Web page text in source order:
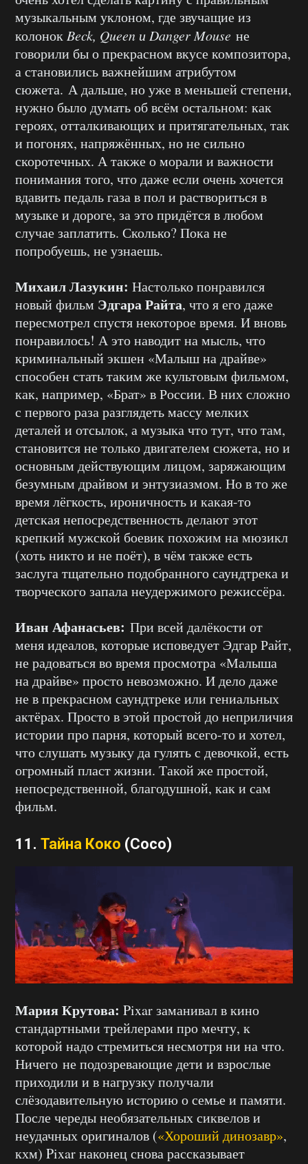
музыкальным уклоном, где звучащие из
колонок Beck, Queen и Danger Mouse не
говорили бы о прекрасном вкусе композитора,
а становились важнейшим атрибутом
сюжета. А дальше, но уже в меньшей степени,
нужно было думать об всём остальном: как
героях, отталкивающих и притягательных, так
и погонях, напряжённых, но не сильно
скоротечных. А также о морали и важности
понимания того, что даже если очень хочется
вдавить педаль газа в пол и раствориться в
музыке и дороге, за это придётся в любом
случае заплатить. Сколько? Пока не
попробуешь, не узнаешь.
Михаил Лазукин: Настолько понравился
новый фильм Эдгара Райта, что я его даже
пересмотрел спустя некоторое время. И вновь
понравилось! А это наводит на мысль, что
криминальный экшен «Малыш на драйве»
способен стать таким же культовым фильмом,
как, например, «Брат» в России. В них сложно
с первого раза разглядеть массу мелких
деталей и отсылок, а музыка что тут, что там,
становится не только двигателем сюжета, но и
основным действующим лицом, заряжающим
безумным драйвом и энтузиазмом. Но в то же
время лёгкость, ироничность и какая-то
детская непосредственность делают этот
крепкий мужской боевик похожим на мюзикл
(хоть никто и не поёт), в чём также есть
заслуга тщательно подобранного саундтрека и
творческого запала неудержимого режиссёра.
Иван Афанасьев: При всей далёкости от
меня идеалов, которые исповедует Эдгар Райт,
не радоваться во время просмотра «Малыша
на драйве» просто невозможно. И дело даже
не в прекрасном саундтреке или гениальных
актёрах. Просто в этой простой до неприличия
истории про парня, который всего-то и хотел,
что слушать музыку да гулять с девочкой, есть
огромный пласт жизни. Такой же простой,
непосредственной, благодушной, как и сам
фильм.
11. Тайна Коко (Coco)
Мария Крутова: Pixar заманивал в кино
стандартными трейлерами про мечту, к
которой надо стремиться несмотря ни на что.
Ничего не подозревающие дети и взрослые
приходили и в нагрузку получали
слёзодавительную историю о семье и памяти.
После череды необязательных сиквелов и
неудачных оригиналов («Хороший динозавр»,
кхм) Pixar наконец снова рассказывает